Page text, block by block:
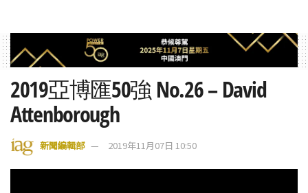
2019亞博匯50強 No.26 – David
Attenborough
新聞編輯部 2019年11月07日 10:50